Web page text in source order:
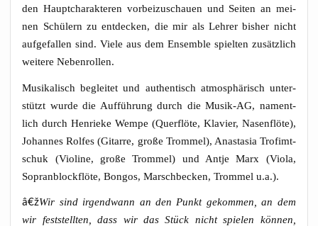
den Haupt­cha­rak­te­ren vor­bei­zu­schau­en und Sei­ten an mei­
nen Schü­lern zu ent­de­cken, die mir als Leh­rer bis­her nicht
auf­ge­fal­len sind. Vie­le aus dem Ensem­ble spiel­ten zusätz­lich
wei­te­re Nebenrollen.
Musi­ka­lisch beglei­tet und authen­tisch atmo­sphä­risch unter­
stützt wur­de die Auf­füh­rung durch die Musik-AG, nament­
lich durch Hen­rie­ke Wem­pe (Quer­flö­te, Kla­vier, Nasen­flö­te),
Johan­nes Rol­fes (Gitar­re, gro­ße Trom­mel), Ana­sta­sia Tro­fimt­
schuk (Vio­li­ne, gro­ße Trom­mel) und Ant­je Marx (Vio­la,
Sopran­block­flö­te, Bon­gos, Marsch­be­cken, Trom­mel u.a.).
â€žWir sind irgend­wann an den Punkt gekom­men, an dem
wir fest­stell­ten, dass wir das Stück nicht spie­len kön­nen,